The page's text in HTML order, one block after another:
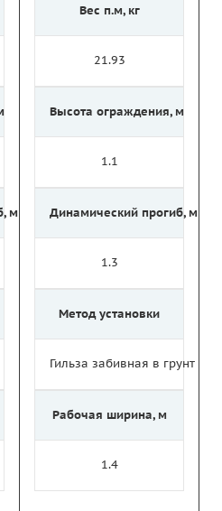
м
Вес п.м, кг
21.93
Высота ограждения, м
1.1
Динамический прогиб, м
1.3
Метод установки
Гильза забивная в грунт
Рабочая ширина, м
1.4